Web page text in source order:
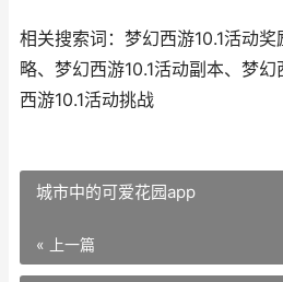
相关搜索词：梦幻西游10.1活动
略、梦幻西游10.1活动副本、梦
西游10.1活动挑战
城市中的可爱花园app
« 上一篇